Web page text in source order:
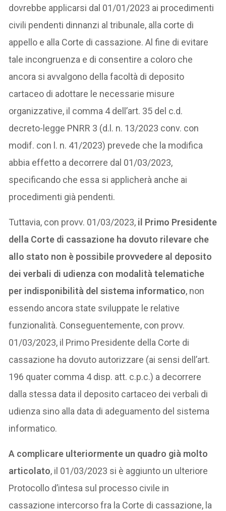
dovrebbe applicarsi dal 01/01/2023 ai procedimenti
civili pendenti dinnanzi al tribunale, alla corte di
appello e alla Corte di cassazione. Al fine di evitare
tale incongruenza e di consentire a coloro che
ancora si avvalgono della facoltà di deposito
cartaceo di adottare le necessarie misure
organizzative, il comma 4 dell’art. 35 del c.d.
decreto-legge PNRR 3 (d.l. n. 13/2023 conv. con
modif. con l. n. 41/2023) prevede che la modifica
abbia effetto a decorrere dal 01/03/2023,
specificando che essa si applicherà anche ai
procedimenti già pendenti.
Tuttavia, con provv. 01/03/2023, il Primo Presidente
della Corte di cassazione ha dovuto rilevare che
allo stato non è possibile provvedere al deposito
dei verbali di udienza con modalità telematiche
per indisponibilità del sistema informatico, non
essendo ancora state sviluppate le relative
funzionalità. Conseguentemente, con provv.
01/03/2023, il Primo Presidente della Corte di
cassazione ha dovuto autorizzare (ai sensi dell’art.
196 quater comma 4 disp. att. c.p.c.) a decorrere
dalla stessa data il deposito cartaceo dei verbali di
udienza sino alla data di adeguamento del sistema
informatico.
A complicare ulteriormente un quadro già molto
articolato, il 01/03/2023 si è aggiunto un ulteriore
Protocollo d’intesa sul processo civile in
cassazione intercorso fra la Corte di cassazione, la